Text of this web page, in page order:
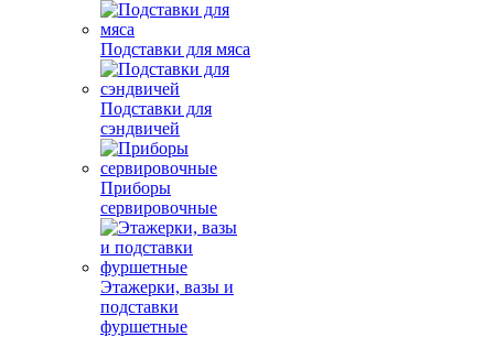
Подставки для мяса
Подставки для
сэндвичей
Приборы
сервировочные
Этажерки, вазы и
подставки
фуршетные